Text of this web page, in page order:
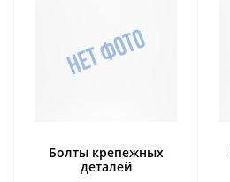
Болты крепежных
деталей